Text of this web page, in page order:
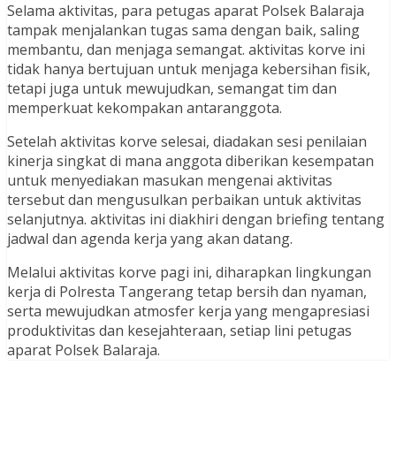
Selama aktivitas, para petugas aparat Polsek Balaraja
tampak menjalankan tugas sama dengan baik, saling
membantu, dan menjaga semangat. aktivitas korve ini
tidak hanya bertujuan untuk menjaga kebersihan fisik,
tetapi juga untuk mewujudkan, semangat tim dan
memperkuat kekompakan antaranggota.
Setelah aktivitas korve selesai, diadakan sesi penilaian
kinerja singkat di mana anggota diberikan kesempatan
untuk menyediakan masukan mengenai aktivitas
tersebut dan mengusulkan perbaikan untuk aktivitas
selanjutnya. aktivitas ini diakhiri dengan briefing tentang
jadwal dan agenda kerja yang akan datang.
Melalui aktivitas korve pagi ini, diharapkan lingkungan
kerja di Polresta Tangerang tetap bersih dan nyaman,
serta mewujudkan atmosfer kerja yang mengapresiasi
produktivitas dan kesejahteraan, setiap lini petugas
aparat Polsek Balaraja.